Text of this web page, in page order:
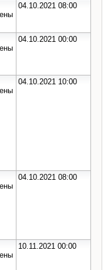
04.10.2021 08:00
04.10.2021 00:00
04.10.2021 10:00
04.10.2021 08:00
10.11.2021 00:00